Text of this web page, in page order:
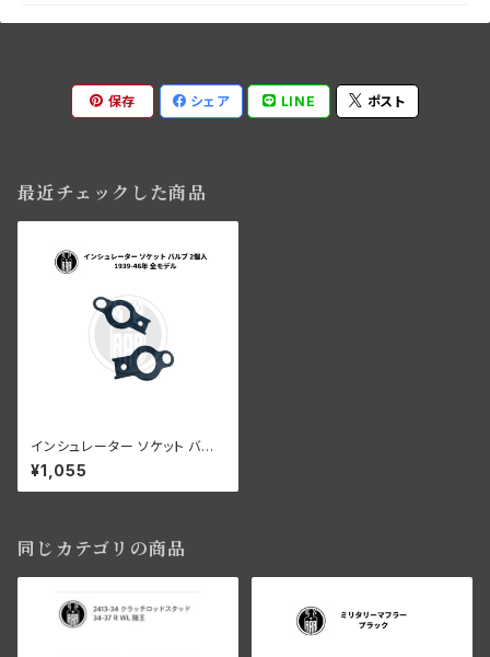
保存 シェア LINE ポスト
最近チェックした商品
インシュレーター ソケット バル
ブ 2個入 ハーレーダビッドソン
1939-46年 全モデル
¥1,055
同じカテゴリの商品